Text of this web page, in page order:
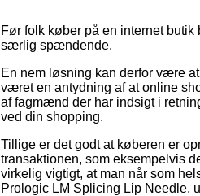
Før folk køber på en internet
særlig spændende.
En nem løsning kan derfor være
været en antydning af at online
af fagmænd der har indsigt i
ved din shopping.
Tillige er det godt at køberen er
transaktionen, som eksempelvis
virkelig vigtigt, at man når som
Prologic LM Splicing Lip Needle,